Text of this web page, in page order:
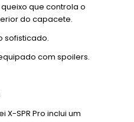
que controla o
do capacete.
sofisticado.
com spoilers.
X-SPR Pro inclui um